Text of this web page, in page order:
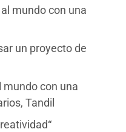
mundo con una
un proyecto de
mundo con una
Tandil